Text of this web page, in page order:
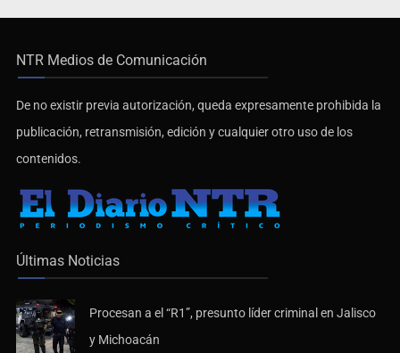
NTR Medios de Comunicación
De no existir previa autorización, queda expresamente prohibida la
publicación, retransmisión, edición y cualquier otro uso de los
contenidos.
Últimas Noticias
Procesan a el “R1”, presunto líder criminal en Jalisco
y Michoacán